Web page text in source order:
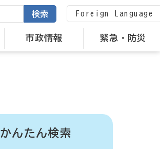
市政情報 緊急・防災
検索 Foreign Language
かんたん検索